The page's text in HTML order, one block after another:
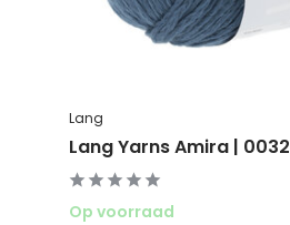
Lang
Lang Yarns Amira | 0032
Op voorraad